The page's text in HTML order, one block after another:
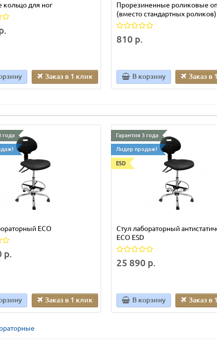
кольцо для ног
Заказ в 1 клик
Прорезиненные роликовые
(вместо стандартных роликов)
810 р.
В корзину Заказ в
года
ECO
р.
Заказ в 1 клик
Гарантия 3 года
Лидер продаж!
ESD
Стул лабораторный
ECO ESD
25 890 р.
В корзину Заказ в